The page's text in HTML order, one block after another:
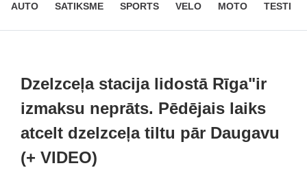
AUTO SATIKSME SPORTS VELO MOTO TESTI
Dzelzceļa stacija lidostā Rīga"ir
izmaksu neprāts. Pēdējais laiks
atcelt dzelzceļa tiltu pār Daugavu
(+ VIDEO)